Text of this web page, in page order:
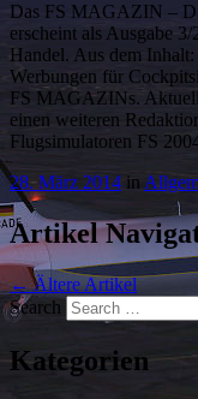
Das FS MAGAZIN –
erscheint als Ausgabe
Handel. Aus dem Inhalt:
Werbungen für
FS MAGAZINs.
einen weiteren
Flugsimulatoren FS
28. März 2014 in
Artikel
←Ältere Artikel
Search
Kategorien